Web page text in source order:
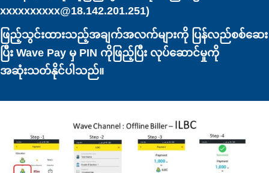
xxxxxxxxxx@18.142.201.251)
ဖြည့်သွင်းထားသည့်အချက်အလက်များကို ပြန်လည်စစ်ဆေး
ပြီး Wave Pay မှ PIN ကိုဖြည့်ပြီး လုပ်ဆောင်မှုကို
အဆုံးသတ်နိုင်ပါသည်။